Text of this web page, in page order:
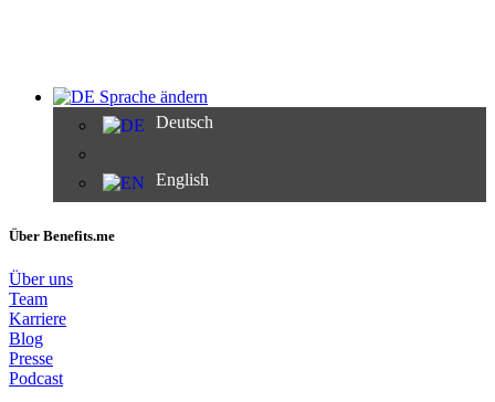
Sprache ändern
Deutsch
English
Über Benefits.me
Über uns
Team
Karriere
Blog
Presse
Podcast